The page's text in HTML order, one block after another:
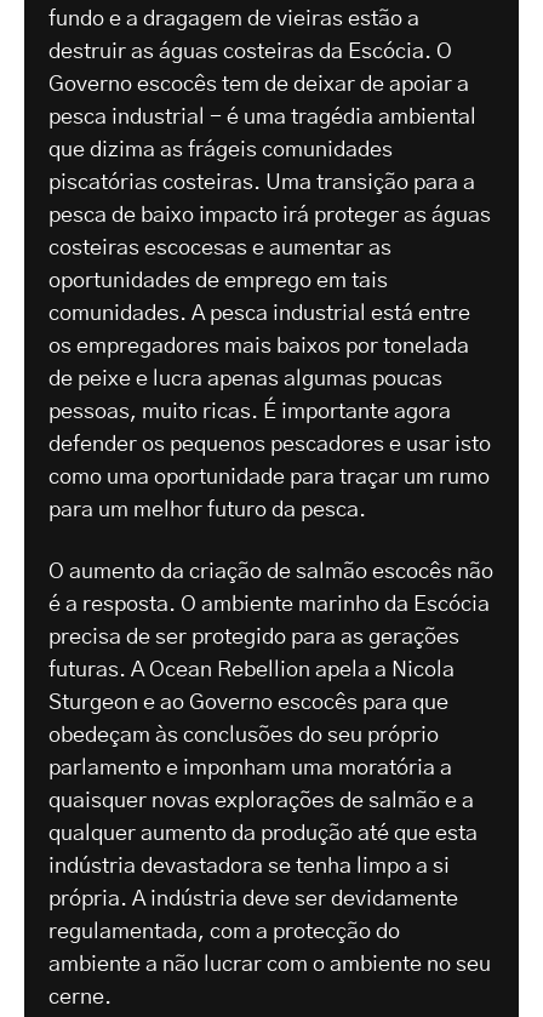
fundo e a dragagem de vieiras estão a
destruir as águas costeiras da Escócia. O
Governo escocês tem de deixar de apoiar a
pesca industrial - é uma tragédia ambiental
que dizima as frágeis comunidades
piscatórias costeiras. Uma transição para a
pesca de baixo impacto irá proteger as águas
costeiras escocesas e aumentar as
oportunidades de emprego em tais
comunidades. A pesca industrial está entre
os empregadores mais baixos por tonelada
de peixe e lucra apenas algumas poucas
pessoas, muito ricas. É importante agora
defender os pequenos pescadores e usar isto
como uma oportunidade para traçar um rumo
para um melhor futuro da pesca.
O aumento da criação de salmão escocês não
é a resposta. O ambiente marinho da Escócia
precisa de ser protegido para as gerações
futuras. A Ocean Rebellion apela a Nicola
Sturgeon e ao Governo escocês para que
obedeçam às conclusões do seu próprio
parlamento e imponham uma moratória a
quaisquer novas explorações de salmão e a
qualquer aumento da produção até que esta
indústria devastadora se tenha limpo a si
própria. A indústria deve ser devidamente
regulamentada, com a protecção do
ambiente a não lucrar com o ambiente no seu
cerne.